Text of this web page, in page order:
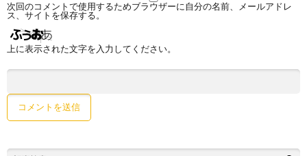
次回のコメントで使用するためブラウザーに自分の名前、メールアドレ
ス、サイトを保存する。
上に表示された文字を入力してください。